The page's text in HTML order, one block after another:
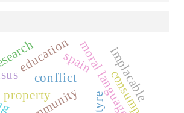
conflictmoral language
property implacable
educationspain